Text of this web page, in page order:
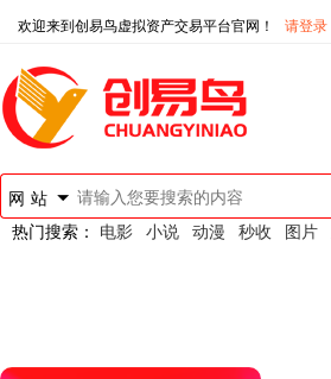
欢迎来到创易鸟虚拟资产交易平台官网！ 请登录
网站
热门搜索： 电影 小说 动漫 秒收 图片